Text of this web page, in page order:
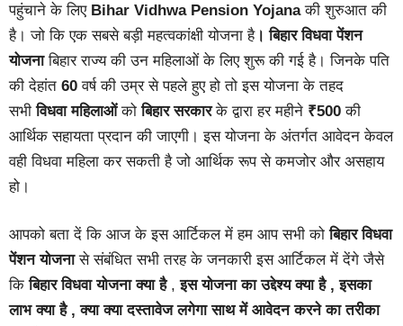
पहुंचाने के लिए Bihar Vidhwa Pension Yojanaकी शुरुआत की
है। जो कि एक सबसे बड़ी महत्वकांक्षी योजना है। बिहार विधवा पेंशन
योजनाबिहार राज्य की उन महिलाओं के लिए शुरू की गई है। जिनके पति
की देहांत 60 वर्ष की उम्र से पहले हुए हो तो इस योजना के तहद
सभीविधवा महिलाओंकोबिहार सरकारके द्वारा हर महीने ₹500 की
आर्थिक सहायता प्रदान की जाएगी। इस योजना के अंतर्गत आवेदन केवल
वही विधवा महिला कर सकती है जो आर्थिक रूप से कमजोर और असहाय
हो।
आपको बता दें कि आज के इस आर्टिकल में हम आप सभी कोबिहार विधवा
पेंशन योजनासे संबंधित सभी तरह के जनकारी इस आर्टिकल में देंगे जैसे
किबिहार विधवा योजना क्या है,इस योजना का उद्देश्य क्या है , इसका
लाभ क्या है , क्या क्या दस्तावेज लगेगा साथ में आवेदन करने का तरीका